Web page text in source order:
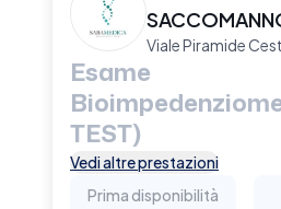
Viale Piramide
Esame
TEST)
Vedi altre prestazioni
Prima disponibilità